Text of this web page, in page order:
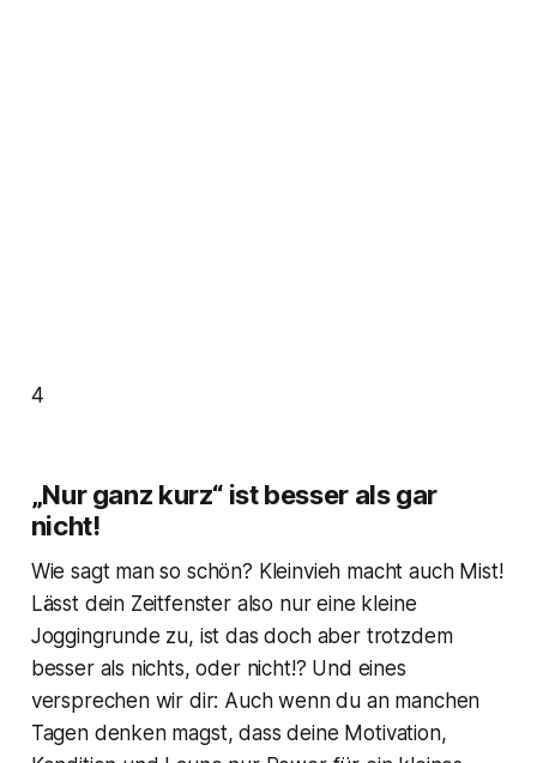
4
„Nur ganz kurz“ ist besser als gar
nicht!
Wie sagt man so schön? Kleinvieh macht auch Mist!
Lässt dein Zeitfenster also nur eine kleine
Joggingrunde zu, ist das doch aber trotzdem
besser als nichts, oder nicht!? Und eines
versprechen wir dir: Auch wenn du an manchen
Tagen denken magst, dass deine Motivation,